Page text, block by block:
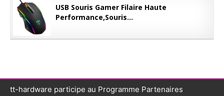
USB Souris Gamer Filaire Haute
Performance,Souris...
tt-hardware participe au Programme Partenaires